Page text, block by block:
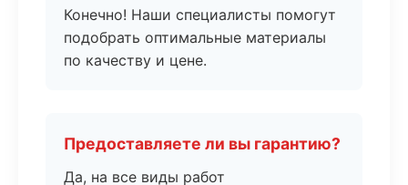
Конечно! Наши специалисты помогут
подобрать оптимальные материалы
по качеству и цене.
Предоставляете ли вы гарантию?
Да, на все виды работ